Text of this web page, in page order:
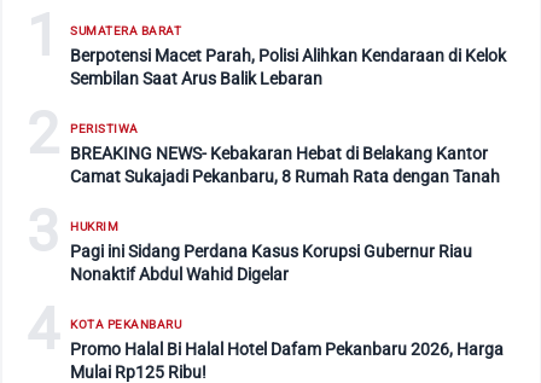
1 SUMATERA BARAT
Berpotensi Macet Parah, Polisi Alihkan Kendaraan di Kelok
Sembilan Saat Arus Balik Lebaran
2 PERISTIWA
BREAKING NEWS- Kebakaran Hebat di Belakang Kantor
Camat Sukajadi Pekanbaru, 8 Rumah Rata dengan Tanah
3 HUKRIM
Pagi ini Sidang Perdana Kasus Korupsi Gubernur Riau
Nonaktif Abdul Wahid Digelar
4 KOTA PEKANBARU
Promo Halal Bi Halal Hotel Dafam Pekanbaru 2026, Harga
Mulai Rp125 Ribu!